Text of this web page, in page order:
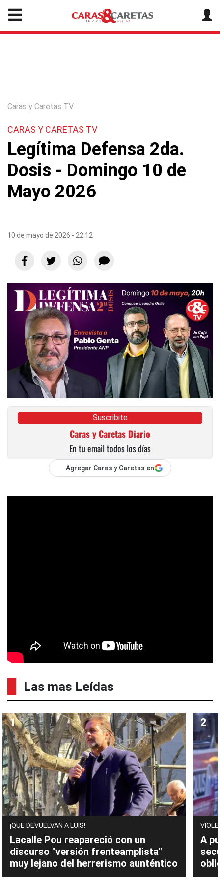
Caras y Caretas TV
CARAS Y CARETAS TV
Legítima Defensa 2da.
Dosis - Domingo 10 de
Mayo 2026
10 de mayo de 2026 - 22:12
Suscribite
Caras y Caretas Diario
En tu email todos los días
Agregar Caras y Caretas en
Las mas Leídas
¡QUE DEVUELVAN A LUIS!
Lacalle Pou reapareció con un
discurso "versión frenteamplista"
muy lejano del herrerismo aunténtico
A